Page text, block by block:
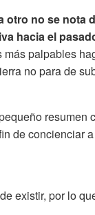
otro no se nota
hacia el
más palpables
no para de
de concienciar
existir, por lo